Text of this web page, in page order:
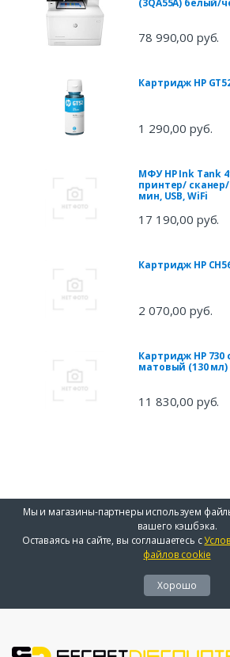
(3QA55A) белый/
78 990,00 руб.
Картридж HP
1 290,00 руб.
МФУ HP Ink Tank
принтер/
мин, USB, WiFi
17 190,00 руб.
Картридж HP
2 070,00 руб.
Картридж HP
матовый (130 мл)
11 830,00 руб.
Мы и магазины-партнеры используем
вашего кэшбэка.
Оставаясь на сайте, вы соглашаетесь с
файлов cookie
Хорошо